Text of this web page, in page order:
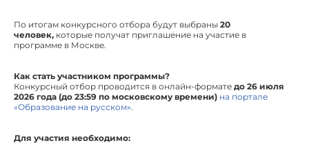
По итогам конкурсного отбора будут выбраны 20
человек, которые получат приглашение на участие в
программе в Москве.
Как стать участником программы?
Конкурсный отбор проводится в онлайн-формате до 26 июля
2026 года (до 23:59 по московскому времени) на портале
«Образование на русском».
Для участия необходимо: